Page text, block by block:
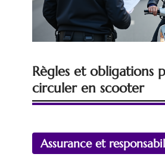
Règles et obligations
circuler en scooter
Assurance et